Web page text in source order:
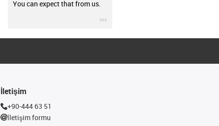
You can expect that from us.
İletişim
+90-444 63 51
İletişim formu